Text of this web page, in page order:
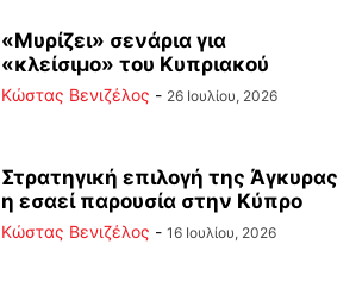
«Μυρίζει» σενάρια για
«κλείσιμο» του Κυπριακού
Κώστας Βενιζέλος - 26 Ιουλίου, 2026
Στρατηγική επιλογή της Άγκυρας
η εσαεί παρουσία στην Κύπρο
Κώστας Βενιζέλος - 16 Ιουλίου, 2026